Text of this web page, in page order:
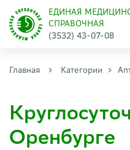
ЕДИНАЯ
СПРАВОЧНАЯ
(3532) 43-07-08
Главная Категории
Оренбурге